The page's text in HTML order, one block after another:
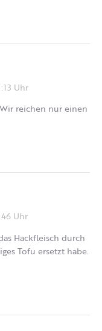
Uhr
reichen nur einen
Uhr
Hackfleisch durch
Tofu ersetzt habe.